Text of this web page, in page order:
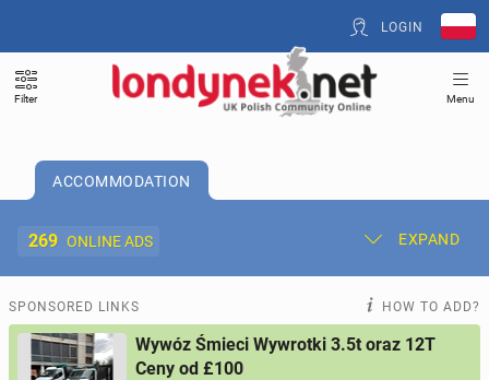
LOGIN
Filter Menu
ACCOMMODATION
269 ONLINE ADS EXPAND
Post New Ad My Ads
Offer and Adverts Price
SPONSORED LINKS HOW TO ADD?
Wywóz Śmieci Wywrotki 3.5t oraz 12T
Ceny od £100